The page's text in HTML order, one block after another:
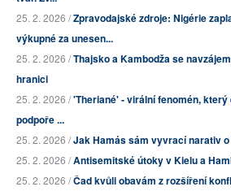
25. 2. 2026 /Zpravodajské zdroje: Nigérie
výkupné za unesen...
25. 2. 2026 /Thajsko a Kambodža se
hranici
25. 2. 2026 /'Theriané' - virální fenomén,
podpoře ...
25. 2. 2026 /Jak Hamás sám vyvrací narativ
25. 2. 2026 /Antisemitské útoky v Kielu a
25. 2. 2026 /Čad kvůli obavám z rozšíření